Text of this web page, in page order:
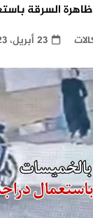
السرقة
23 أبريل، 2023